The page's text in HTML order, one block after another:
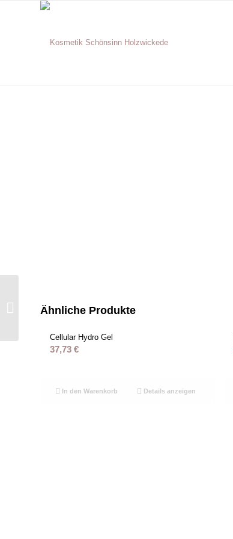
Ähnliche Produkte
Cellular Hydro Gel
37,73 €
In den Warenkorb Details anzeigen
Cooling Aloe Vera Gel